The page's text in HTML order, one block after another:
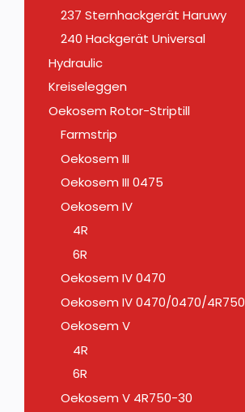
237 Sternhackgerät Haruwy
240 Hackgerät Universal
Hydraulic
Kreiseleggen
Oekosem Rotor-Striptill
Farmstrip
Oekosem III
Oekosem III 0475
Oekosem IV
4R
6R
Oekosem IV 0470
Oekosem IV 0470/0470/4R750
Oekosem V
4R
6R
Oekosem V 4R750-30